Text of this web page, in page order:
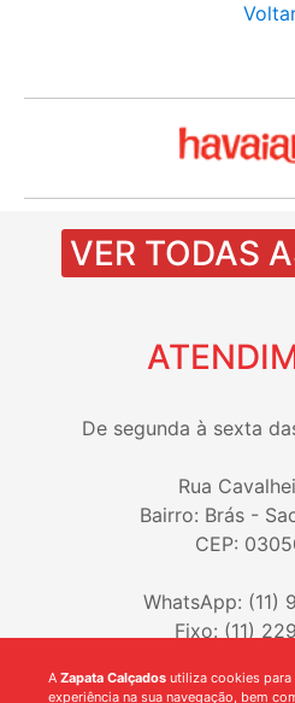
VER TODAS
De segunda à sexta
Rua
Bairro: Brás -
CEP:
WhatsApp: (11)
Fixo: (11)
A Zapata Calçados utiliza cookies
experiência na sua navegação, bem